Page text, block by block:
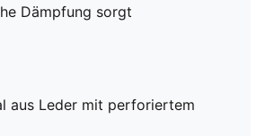
Dämpfung sorgt
aus Leder mit perforiertem